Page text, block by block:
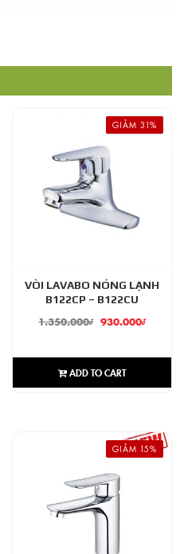
GIẢM 31%
VÒI LAVABO NÓNG LẠNH
B122CP – B122CU
1.350.000₫ 930.000₫
ADD TO CART
GIẢM 15%